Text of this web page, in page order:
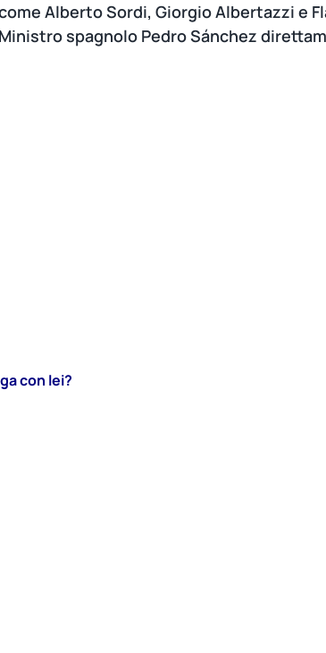
Alberto Sordi, Giorgio Albertazzi e
spagnolo Pedro Sánchez
con lei?